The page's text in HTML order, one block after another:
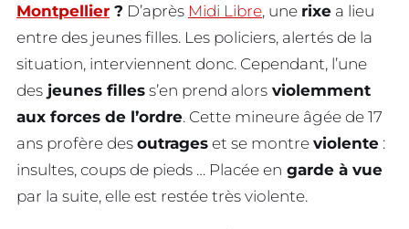
Montpellier ? D’après Midi Libre, une rixe a lieu
entre des jeunes filles. Les policiers, alertés de la
situation, interviennent donc. Cependant, l’une
des jeunes filles s’en prend alors violemment
aux forces de l’ordre. Cette mineure âgée de 17
ans profère des outrages et se montre violente :
insultes, coups de pieds … Placée en garde à vue
par la suite, elle est restée très violente.